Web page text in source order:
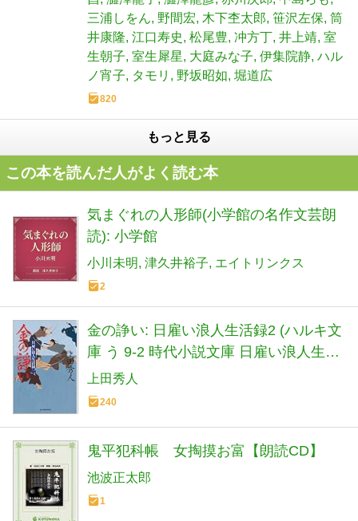
三浦しをん 野間宏 木下杢太郎 笹沢左保 筒
井康隆 江口寿史 松尾豊 冲方丁 井上靖 室
生朝子 室生犀星 大庭みな子 伊集院静 ハル
ノ宵子
タモリ 野坂昭如 堀道広
820
もっと見る
この本を読んだ人がよく読む本
気まぐれの人形師(小学館の名作文芸朗
読): 小学館
小川未明 津久井裕子 エイトリンクス
2
金の諍い: 日雇い浪人生活録2 (ハルキ文
庫 う 9-2 時代小説文庫 日雇い浪人生活
録 2)
上田秀人
240
鬼平犯科帳 女掏摸お富【朗読CD】
池波正太郎
1